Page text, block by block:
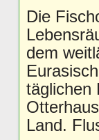
Die
dem
täglichen
Land.